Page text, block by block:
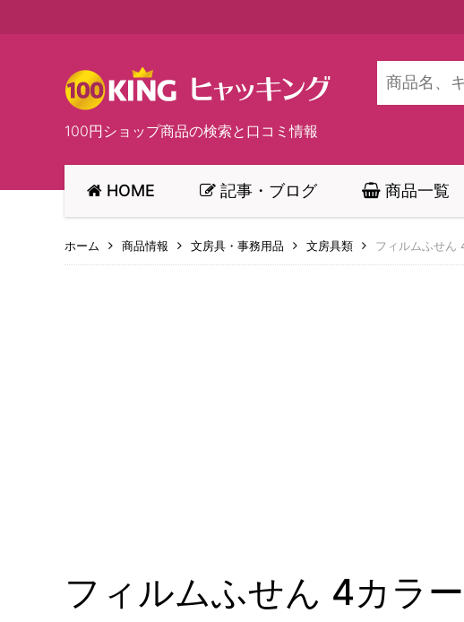
100円ショップ商品の検索と口コミ情報
HOME 記事・ブログ 商品一覧
ホーム 商品情報 文房具・事務用品 文房具類 フィルムふせん
フィルムふせん 4カラ